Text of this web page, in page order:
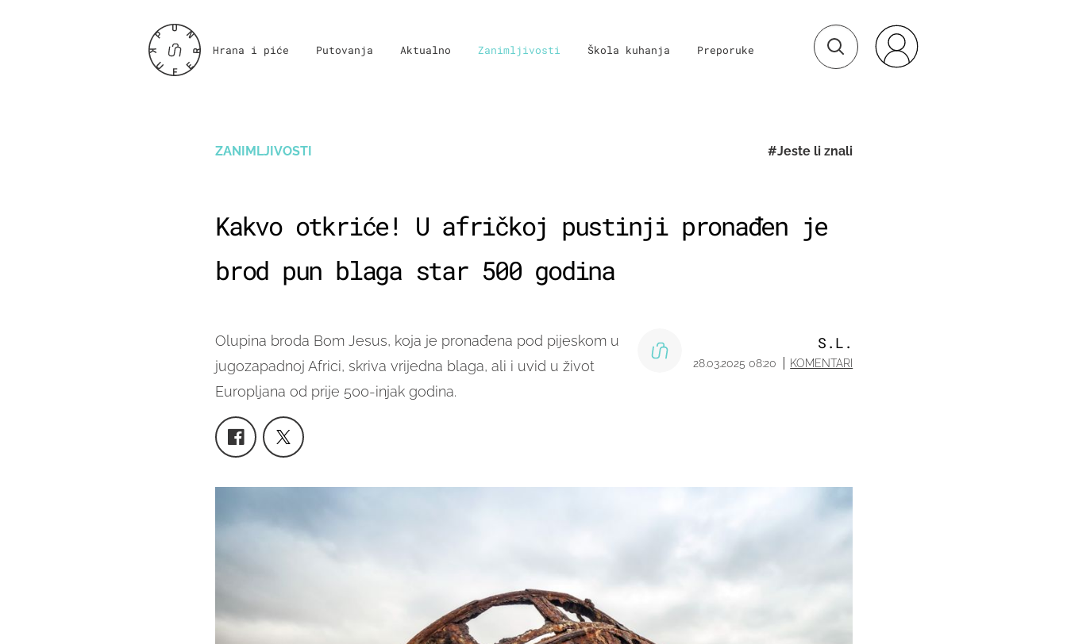
Hrana i piće Putovanja Aktualno Zanimljivosti Škola kuhanja Preporuke
ZANIMLJIVOSTI #Jeste li znali
Kakvo otkriće! U afričkoj pustinji pronađen je
brod pun blaga star 500 godina
Olupina broda Bom Jesus, koja je pronađena pod pijeskom u
jugozapadnoj Africi, skriva vrijedna blaga, ali i uvid u život
Europljana od prije 500-injak godina.
S.L.
28.03.2025 08:20 KOMENTARI